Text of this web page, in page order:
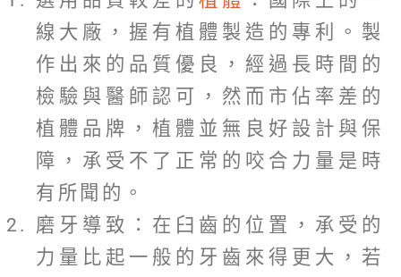
線大廠，握有植體製造的專利。製
作出來的品質優良，經過長時間的
檢驗與醫師認可，然而市佔率差的
植體品牌，植體並無良好設計與保
障，承受不了正常的咬合力量是時
有所聞的。
磨牙導致：在臼齒的位置，承受的
力量比起一般的牙齒來得更大，若